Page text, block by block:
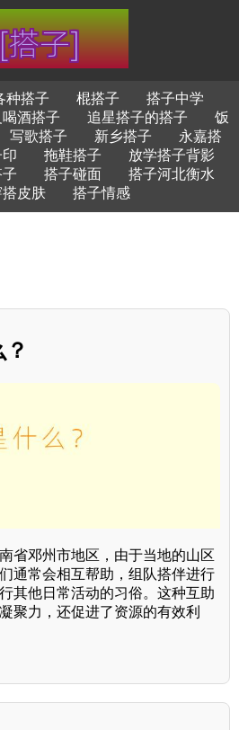
种搭子 棍搭子
搭子中学
喝酒搭子 追星搭子的搭子
饭
写歌搭子 新乡搭子
永嘉搭
拖鞋搭子
放学搭子背影
搭子碰面
搭子河北衡水
皮肤
搭子情感
省邓州市地区，由于当地的山区
通常会相互帮助，组队搭伴进行
其他日常活动的习俗。这种互助
聚力，还促进了资源的有效利